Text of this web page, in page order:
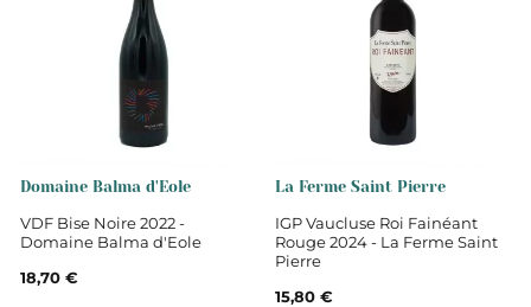
Domaine Balma d'Eole
VDF Bise Noire 2022 -
Domaine Balma d'Eole
18,70 €
La Ferme Saint Pierre
IGP Vaucluse Roi Fainéant
Rouge 2024 - La Ferme Saint
Pierre
15,80 €